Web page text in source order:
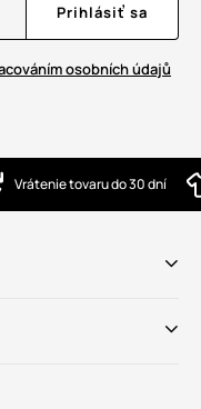
Prihlásiť sa
osobních údajů
Vrátenie tovaru do 30 dní